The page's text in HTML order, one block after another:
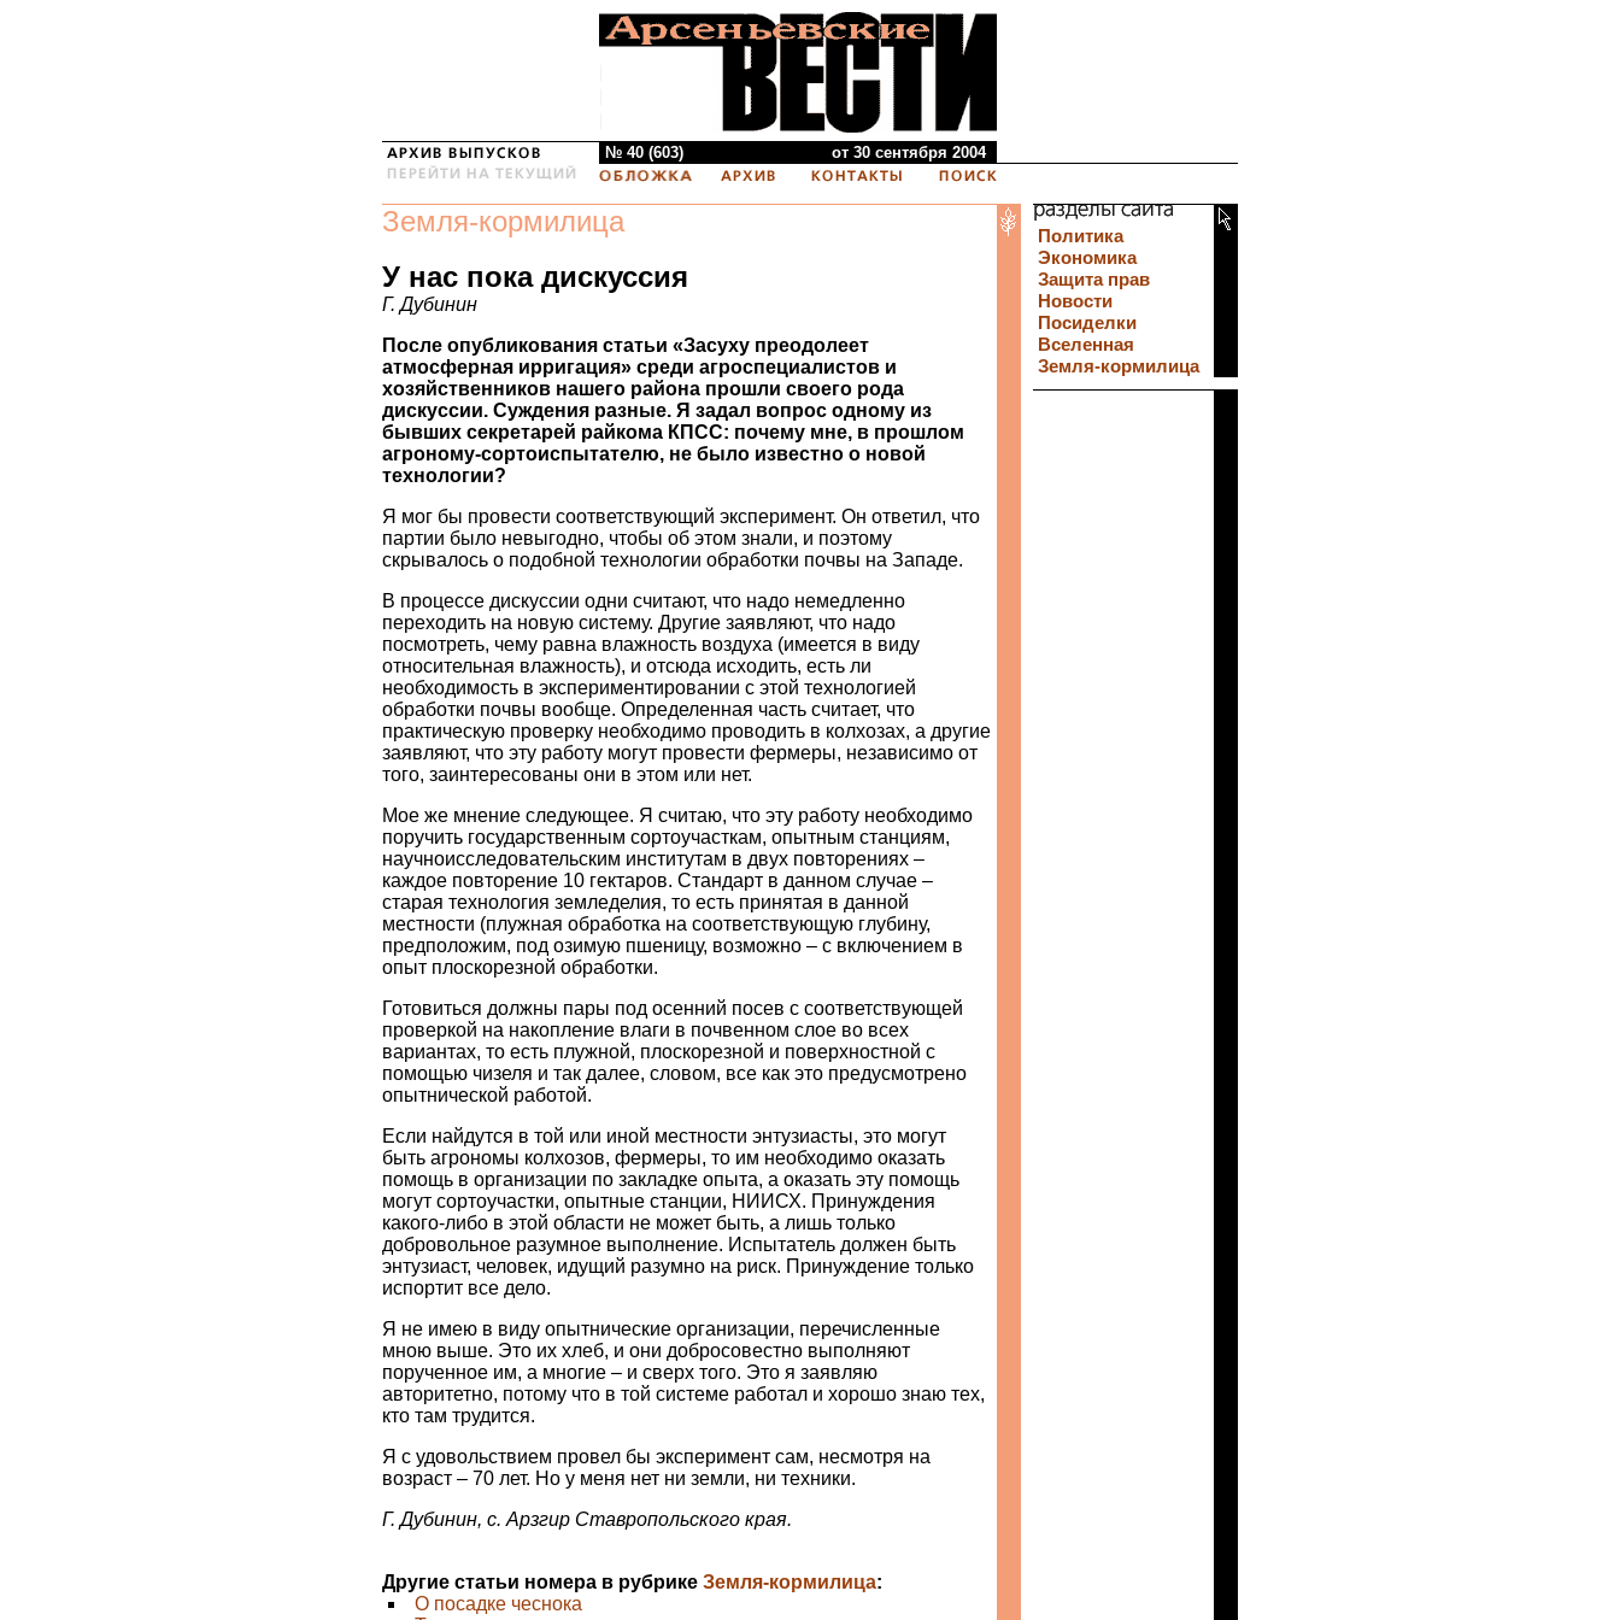
№ 40 (603) от 30 сентября 2004
Земля-кормилица
У нас пока дискуссия
Г. Дубинин
После опубликования статьи «Засуху преодолеет
атмосферная ирригация» среди агроспециалистов и
хозяйственников нашего района прошли своего рода
дискуссии. Суждения разные. Я задал вопрос одному из
бывших секретарей райкома КПСС: почему мне, в прошлом
агроному-сортоиспытателю, не было известно о новой
технологии?
Я мог бы провести соответствующий эксперимент. Он ответил, что
партии было невыгодно, чтобы об этом знали, и поэтому
скрывалось о подобной технологии обработки почвы на Западе.
В процессе дискуссии одни считают, что надо немедленно
переходить на новую систему. Другие заявляют, что надо
посмотреть, чему равна влажность воздуха (имеется в виду
относительная влажность), и отсюда исходить, есть ли
необходимость в экспериментировании с этой технологией
обработки почвы вообще. Определенная часть считает, что
практическую проверку необходимо проводить в колхозах, а другие
заявляют, что эту работу могут провести фермеры, независимо от
того, заинтересованы они в этом или нет.
Мое же мнение следующее. Я считаю, что эту работу необходимо
поручить государственным сортоучасткам, опытным станциям,
научноисследовательским институтам в двух повторениях –
каждое повторение 10 гектаров. Стандарт в данном случае –
старая технология земледелия, то есть принятая в данной
местности (плужная обработка на соответствующую глубину,
предположим, под озимую пшеницу, возможно – с включением в
опыт плоскорезной обработки.
Готовиться должны пары под осенний посев с соответствующей
проверкой на накопление влаги в почвенном слое во всех
вариантах, то есть плужной, плоскорезной и поверхностной с
помощью чизеля и так далее, словом, все как это предусмотрено
опытнической работой.
Если найдутся в той или иной местности энтузиасты, это могут
быть агрономы колхозов, фермеры, то им необходимо оказать
помощь в организации по закладке опыта, а оказать эту помощь
могут сортоучастки, опытные станции, НИИСХ. Принуждения
какого-либо в этой области не может быть, а лишь только
добровольное разумное выполнение. Испытатель должен быть
энтузиаст, человек, идущий разумно на риск. Принуждение только
испортит все дело.
Я не имею в виду опытнические организации, перечисленные
мною выше. Это их хлеб, и они добросовестно выполняют
порученное им, а многие – и сверх того. Это я заявляю
авторитетно, потому что в той системе работал и хорошо знаю тех,
кто там трудится.
Я с удовольствием провел бы эксперимент сам, несмотря на
возраст – 70 лет. Но у меня нет ни земли, ни техники.
Г. Дубинин, с. Арзгир Ставропольского края.
Другие статьи номера в рубрике Земля-кормилица:
О посадке чеснока
Политика
Экономика
Защита прав
Новости
Посиделки
Вселенная
Земля-кормилица